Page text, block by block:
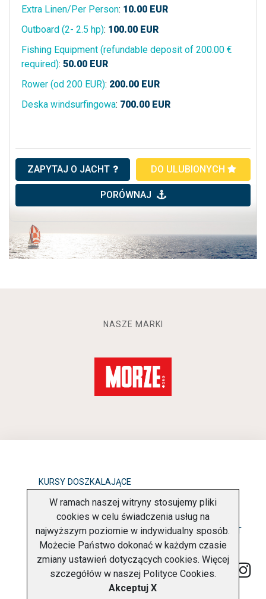
Extra Linen/Per Person: 10.00 EUR
Outboard (2- 2.5 hp): 100.00 EUR
Fishing Equipment (refundable deposit of 200.00 €
required): 50.00 EUR
Rower (od 200 EUR): 200.00 EUR
Deska windsurfingowa: 700.00 EUR
ZAPYTAJ O JACHT DO ULUBIONYCH
PORÓWNAJ
NASZE MARKI
KURSY DOSZKALAJĄCE
OBOWIĄZEK INFORMACYJNY
POLITYKA PRYWATNOŚCI O FIRMIE KONTAKT
Copyright © 2026 Charter Navigator
W ramach naszej witryny stosujemy pliki
cookies w celu świadczenia usług na
najwyższym poziomie w indywidualny sposób.
Możecie Państwo dokonać w każdym czasie
zmiany ustawień dotyczących cookies. Więcej
szczegółów w naszej Polityce Cookies.
Akceptuj X